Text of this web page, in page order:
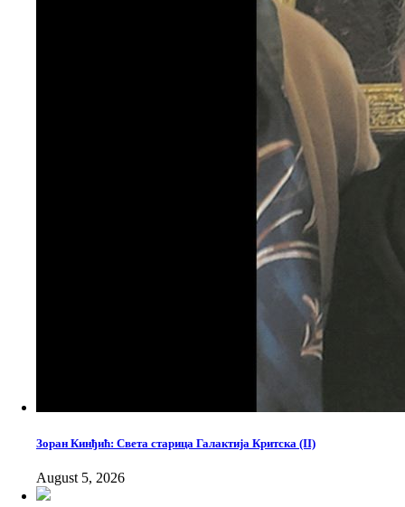
Зоран Кинђић: Света старица Галактија Критска (II)
August 5, 2026